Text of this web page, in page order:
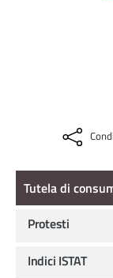
Tutela di
Tutela di
Protesti
Indici ISTAT